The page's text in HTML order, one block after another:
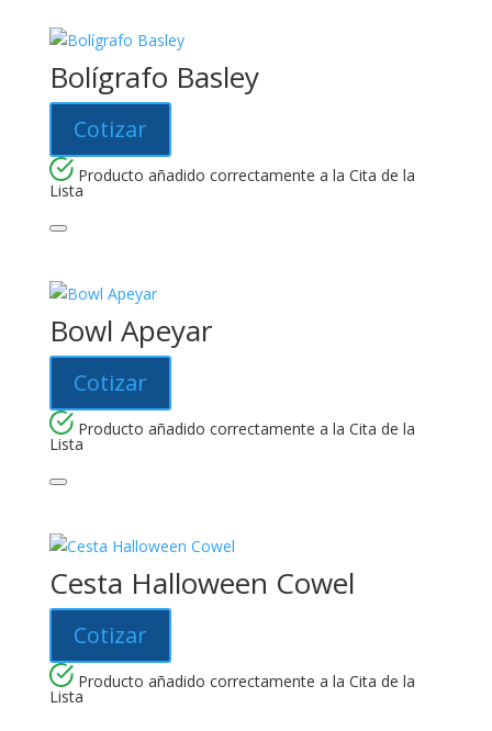
Bolígrafo Basley
Cotizar
Producto añadido correctamente a la Cita de la
Lista
Bowl Apeyar
Cotizar
Producto añadido correctamente a la Cita de la
Lista
Cesta Halloween Cowel
Cotizar
Producto añadido correctamente a la Cita de la
Lista